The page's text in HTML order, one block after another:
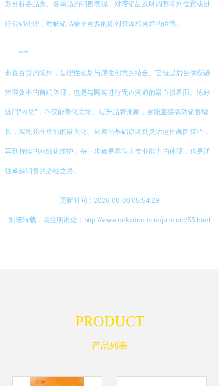
期分析各品类、各单品的销售表现，对滞销品及时调整陈列位置或进
行促销处理，对畅销品给予更多的陈列资源和更好的位置。
****
非食百货的陈列，是理性规划与感性创意的结合。它既是后台供应链
管理效率的前端体现，也是与顾客进行无声沟通的最直接界面。练好
这门“内功”，不仅能美化卖场、提升品牌形象，更能直接撬动销售增
长，实现商品价值的最大化。从遵循基础原则到灵活运用高阶技巧，
再到持续的精细化维护，每一步都是零售人专业能力的体现，也是通
往卓越销售的必经之路。
更新时间：2026-08-08 05:54:29
如若转载，请注明出处：http://www.onkpduo.com/product/55.html
PRODUCT
产品列表